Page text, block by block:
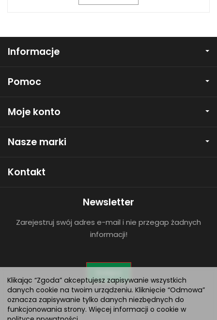
Informacje
Pomoc
Moje konto
Nasze marki
Kontakt
Newsletter
Zarejestruj swój adres e-mail i nie przegap żadnych
informacji!
Klikając “Zgoda” akceptujesz zapisywanie wszystkich
danych cookie na twoim urządzeniu. Kliknięcie “Odmowa”
oznacza zapisywanie tylko danych niezbędnych do
funkcjonowania strony. Więcej informacji o cookie w